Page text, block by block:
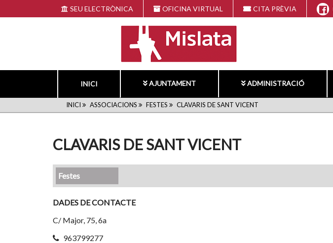
al
SEU ELECTRÒNICA OFICINA VIRTUAL CITA PRÈVIA
INICI AJUNTAMENT ADMINISTRACIÓ
FIL
D'ARIADNA
INICI ASSOCIACIONS FESTES CLAVARIS DE SANT VICENT
CLAVARIS DE SANT VICENT
Festes
DADES DE CONTACTE
C/ Major, 75, 6a
963799277